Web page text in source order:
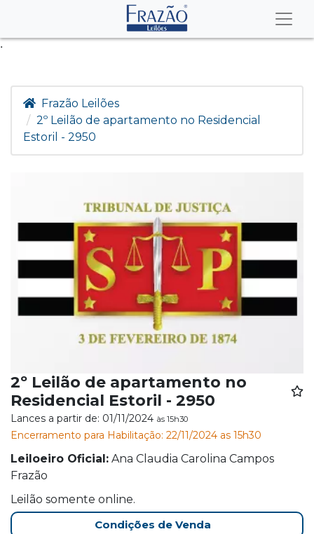
.
Frazão Leilões
2º Leilão de apartamento no Residencial
Estoril - 2950
2º Leilão de apartamento no
Residencial Estoril - 2950
Lances a partir de: 01/11/2024 às 15h30
Encerramento para Habilitação: 22/11/2024 as 15h30
Leiloeiro Oficial: Ana Claudia Carolina Campos
Frazão
Leilão somente online.
Condições de Venda